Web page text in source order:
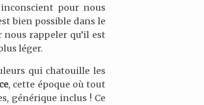
pour nous
bien possible dans le
rappeler qu’il est
léger.
qui chatouille les
, cette époque où tout
générique inclus ! Ce